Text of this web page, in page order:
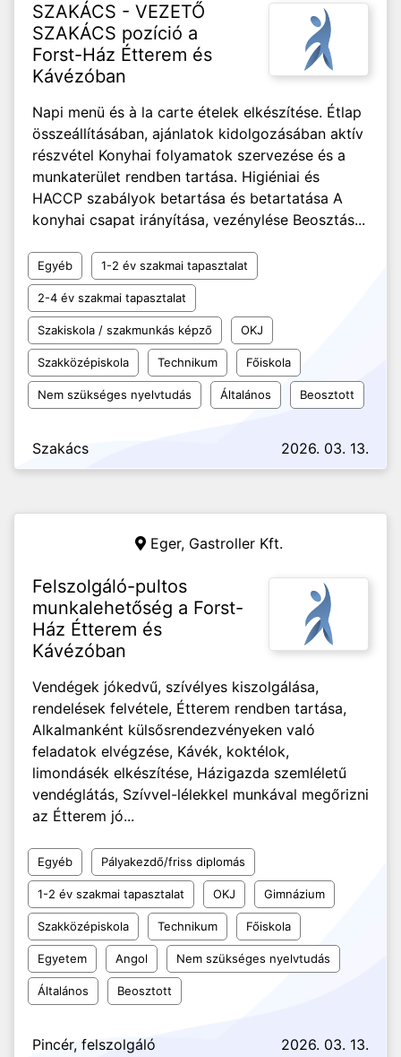
SZAKÁCS - VEZETŐ
SZAKÁCS pozíció a
Forst-Ház Étterem és
Kávézóban
Napi menü és à la carte ételek elkészítése. Étlap
összeállításában, ajánlatok kidolgozásában aktív
részvétel Konyhai folyamatok szervezése és a
munkaterület rendben tartása. Higiéniai és
HACCP szabályok betartása és betartatása A
konyhai csapat irányítása, vezénylése Beosztás...
Egyéb 1-2 év szakmai tapasztalat
2-4 év szakmai tapasztalat
Szakiskola / szakmunkás képző OKJ
Szakközépiskola Technikum Főiskola
Nem szükséges nyelvtudás Általános Beosztott
Szakács 2026. 03. 13.
Eger, Gastroller Kft.
Felszolgáló-pultos
munkalehetőség a Forst-
Ház Étterem és
Kávézóban
Vendégek jókedvű, szívélyes kiszolgálása,
rendelések felvétele, Étterem rendben tartása,
Alkalmanként külsősrendezvényeken való
feladatok elvégzése, Kávék, koktélok,
limondásék elkészítése, Házigazda szemléletű
vendéglátás, Szívvel-lélekkel munkával megőrizni
az Étterem jó...
Egyéb Pályakezdő/friss diplomás
1-2 év szakmai tapasztalat OKJ Gimnázium
Szakközépiskola Technikum Főiskola
Egyetem Angol Nem szükséges nyelvtudás
Általános Beosztott
Pincér, felszolgáló 2026. 03. 13.